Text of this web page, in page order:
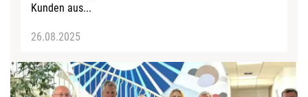
Kunden aus...
26.08.2025